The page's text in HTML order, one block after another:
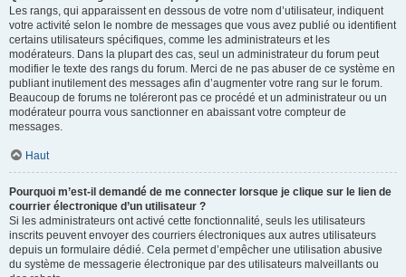
Les rangs, qui apparaissent en dessous de votre nom d’utilisateur, indiquent
votre activité selon le nombre de messages que vous avez publié ou identifient
certains utilisateurs spécifiques, comme les administrateurs et les
modérateurs. Dans la plupart des cas, seul un administrateur du forum peut
modifier le texte des rangs du forum. Merci de ne pas abuser de ce système en
publiant inutilement des messages afin d’augmenter votre rang sur le forum.
Beaucoup de forums ne toléreront pas ce procédé et un administrateur ou un
modérateur pourra vous sanctionner en abaissant votre compteur de
messages.
Haut
Pourquoi m’est-il demandé de me connecter lorsque je clique sur le lien de
courrier électronique d’un utilisateur ?
Si les administrateurs ont activé cette fonctionnalité, seuls les utilisateurs
inscrits peuvent envoyer des courriers électroniques aux autres utilisateurs
depuis un formulaire dédié. Cela permet d’empêcher une utilisation abusive
du système de messagerie électronique par des utilisateurs malveillants ou